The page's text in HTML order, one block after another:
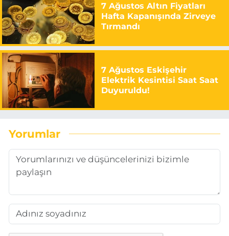
7 Ağustos Altın Fiyatları
Hafta Kapanışında Zirveye
Tırmandı
7 Ağustos Eskişehir
Elektrik Kesintisi Saat Saat
Duyuruldu!
Yorumlar